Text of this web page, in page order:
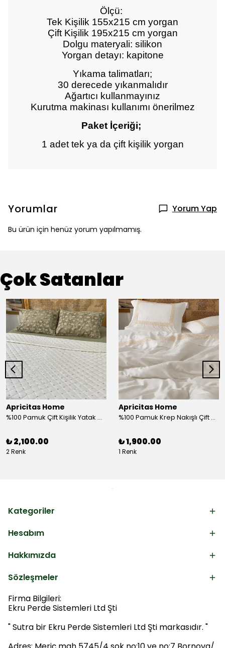
Ölçü:
Tek Kişilik 155x215 cm yorgan
Çift Kişilik 195x215 cm yorgan
Dolgu materyali: silikon
Yorgan detayı: kapitone
Yıkama talimatları;
30 derecede yıkanmalıdır
Ağartıcı kullanmayınız
Kurutma makinası kullanımı önerilmez
Paket İçeriği;
1 adet tek ya da çift kişilik yorgan
Yorumlar Yorum Yap
Bu ürün için henüz yorum yapılmamış.
Çok Satanlar
Apricitas Home
%100 Pamuk Çift Kişilik Yatak Örtüsü Takımı
₺ 2,100.00
2 Renk
Apricitas Home
%100 Pamuk Krep Nakışlı Çift Kişilik Nevresim Takımı
₺ 1,900.00
1 Renk
Kategoriler
Hesabım
Hakkımızda
Sözleşmeler
Firma Bilgileri:
Ekru Perde Sistemleri Ltd Şti
" Sutra bir Ekru Perde Sistemleri Ltd Şti markasıdır. "